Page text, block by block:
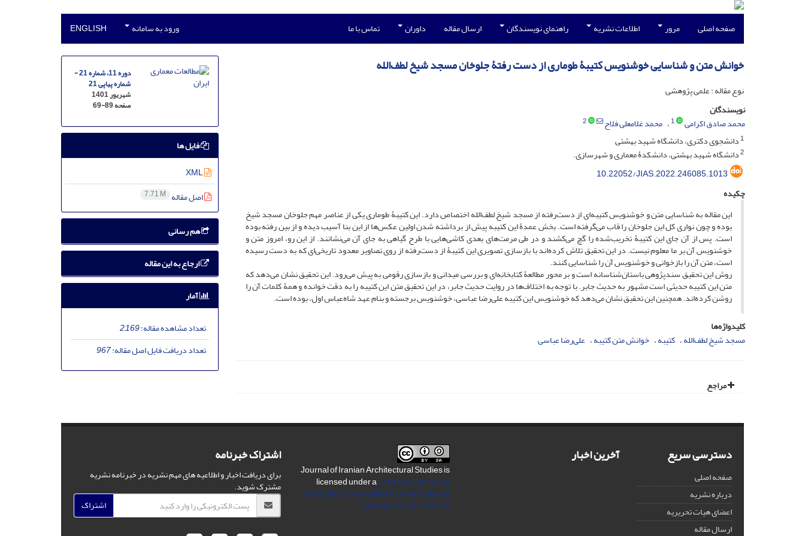
صفحه اصلی مرور اطلاعات نشریه راهنمای نویسندگان ارسال مقاله داوران تماس با ما ورود به سامانه ENGLISH
خوانش متن و شناسایی خوشنویس کتیبۀ طوماری از دست رفتۀ جلوخان مسجد شیخ لطف‌الله
نوع مقاله : علمی پژوهشی
نویسندگان
محمد صادق اکرامی
1 محمد غلامعلی فلاح
2
1دانشجوی دکتری، دانشگاه شهید بهشتی
2دانشگاه شهید بهشتی، دانشکدۀ معماری و شهرسازی.
10.22052/JIAS.2022.246085.1013
چکیده
این مقاله به شناسایی متن و خوشنویس کتیبه‌ای از دست‌رفته از مسجد شیخ لطف‌الله اختصاص دارد. این کتیبۀ طوماری یکی از عناصر مهم جلوخان مسجد شیخ
بوده و چون نواری کل این جلوخان را قاب می‌گرفته است. بخش عمدۀ این کتیبه پیش از برداشته شدن اولین عکس‌ها از این بنا آسیب دیده و از بین رفته بوده
است. پس از آن جای این کتیبۀ تخریب‌شده را گچ می‌کشند و در طی مرمت‌های بعدی کاشی‌هایی با طرح گیاهی به جای آن می‌نشانند. از این رو، امروز متن و
خوشنویس آن بر ما معلوم نیست. در این تحقیق تلاش کرده‌اند با بازسازی تصویری این کتیبۀ از دست‌رفته از روی تصاویر معدود تاریخی‌ای که به دست رسیده
است، متن آن را بازخوانی و خوشنویس آن را شناسایی کنند.
روش این تحقیق سندپژوهی باستان‌شناسانه است و بر محور مطالعۀ کتابخانه‌ای و بررسی میدانی و بازسازی رقومی به پیش می‌رود. این تحقیق نشان می‌دهد که
متن این کتیبه حدیثی است مشهور به حدیث جابر. با توجه به اختلاف‌ها در روایت‌ حدیث جابر، در این تحقیق متن این کتیبه را به دقت خوانده‌ و همۀ کلمات آن را
روشن کرده‌اند. همچنین این تحقیق نشان می‌دهد که خوشنویس این کتیبه علی‌رضا عباسی، خوشنویس برجسته و بنام عهد شاه‌عباس اول، بوده است.
کلیدواژه‌ها
مسجد شیخ لطف‌الله کتیبه خوانش متن کتیبه علی‌رضا عباسی
مراجع
دوره 11، شماره 21 -
شماره پیاپی 21
شهریور 1401
صفحه69-89
فایل ها
XML
اصل مقاله 7.71 M
هم رسانی
ارجاع به این مقاله
آمار
تعداد مشاهده مقاله:2,169
تعداد دریافت فایل اصل مقاله:967
دسترسی سریع
صفحه اصلی
درباره نشریه
اعضای هیات تحریریه
ارسال مقاله
آخرین اخبار
Journal of Iranian Architectural Studies is
licensed under aCreative Commons
Attribution-ShareAlike 4.0 International
License. (CC BY-AA 4.0)
اشتراک خبرنامه
برای دریافت اخبار و اطلاعیه های مهم نشریه در خبرنامه نشریه
مشترک شوید.
اشتراک